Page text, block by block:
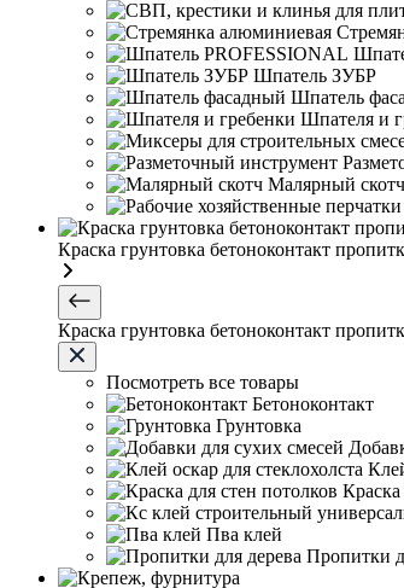
Шпатель ЗУБР
Шпатель
Шпателя и
Малярный скотч
Краска грунтовка бетоноконтакт
Краска грунтовка бетоноконтакт
Посмотреть все товары
Бетоноконтакт
Грунтовка
Краска
Пва клей
Пропитки